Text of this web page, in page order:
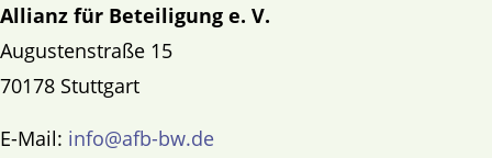
Allianz für Beteiligung e. V.
Augustenstraße 15
70178 Stuttgart
E-Mail: info@afb-bw.de